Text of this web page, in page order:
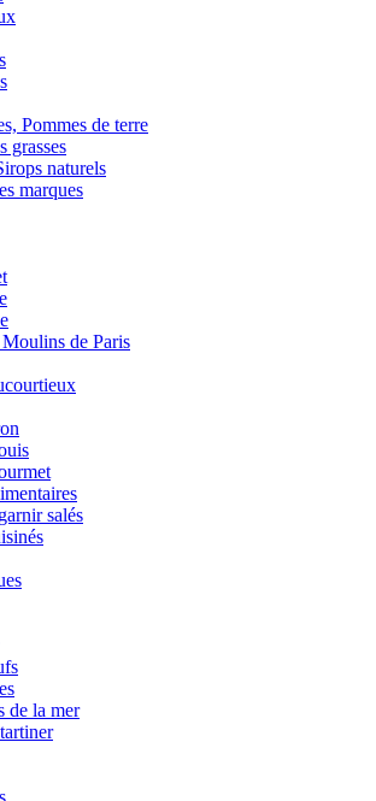
Pommes de terre
grasses
naturels
marques
de Paris
salés
de la mer